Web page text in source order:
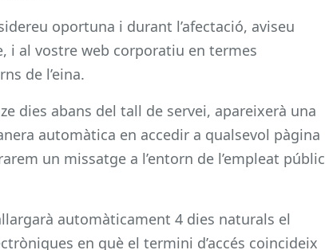
oportuna i durant l’afectació, aviseu
i al vostre web corporatiu en termes
de l’eina.
dies abans del tall de servei, apareixerà una
automàtica en accedir a qualsevol pàgina
un missatge a l’entorn de l’empleat públic
automàticament 4 dies naturals el
en què el termini d’accés coincideix